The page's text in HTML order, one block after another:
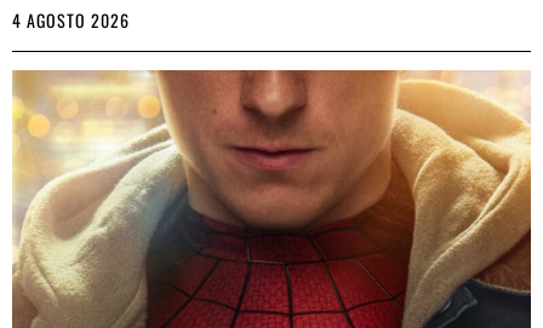
4 AGOSTO 2026